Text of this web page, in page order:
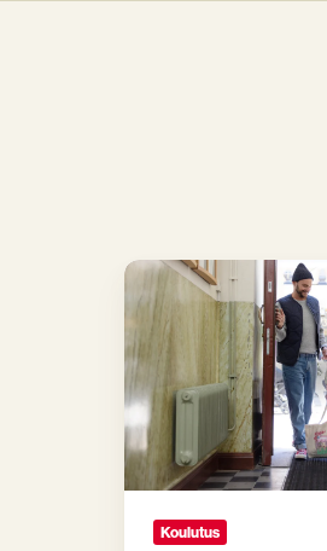
Mitä
on
työturvallisuus?
Koulutus